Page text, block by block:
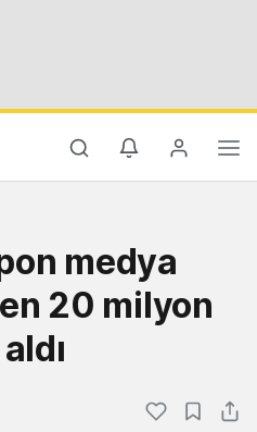
medya
20 milyon